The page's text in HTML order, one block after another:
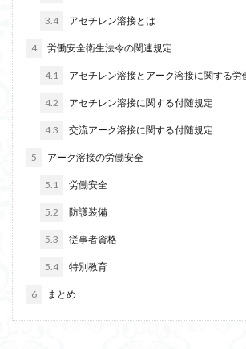
3.4 アセチレン溶接とは
4 労働安全衛生法令の関連規定
4.1 アセチレン溶接とアーク溶接に関する労
4.2 アセチレン溶接に関する付随規定
4.3 交流アーク溶接に関する付随規定
5 アーク溶接の労働安全
5.1 労働安全
5.2 防護装備
5.3 従事者資格
5.4 特別教育
6 まとめ